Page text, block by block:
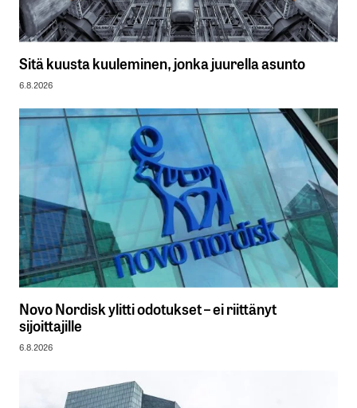
Sitä kuusta kuuleminen, jonka juurella asunto
6.8.2026
Novo Nordisk ylitti odotukset – ei riittänyt
sijoittajille
6.8.2026